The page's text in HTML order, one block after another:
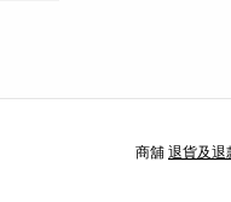
商舖 退貨及退